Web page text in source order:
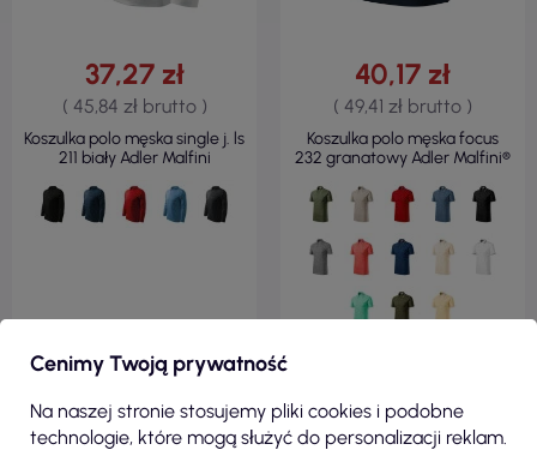
ZOBACZ
37,27 zł
( 45,84 zł brutto )
Koszulka polo męska single j. ls
211 biały Adler Malfini
40,17 zł
( 49,41 zł brutto )
Koszulka polo męska focus
232 granatowy Adler Malfini®
Cenimy Twoją prywatność
Na naszej stronie stosujemy pliki cookies i podobne
technologie, które mogą służyć do personalizacji reklam.